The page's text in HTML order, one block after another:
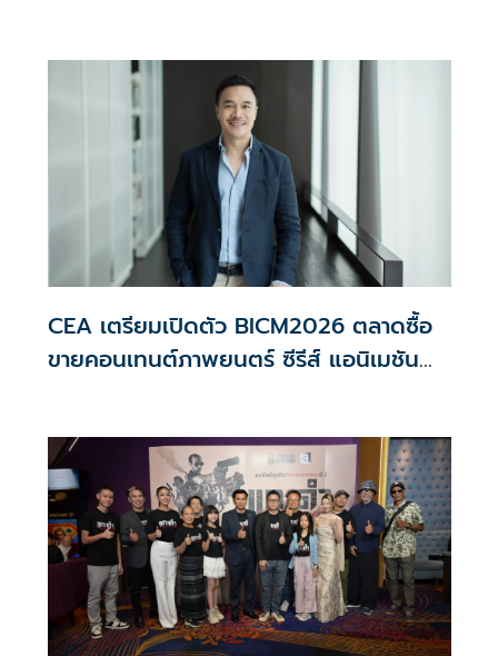
CEA เตรียมเปิดตัว BICM2026 ตลาดซื้อ
ขายคอนเทนต์ภาพยนตร์ ซีรีส์ แอนิเมชัน